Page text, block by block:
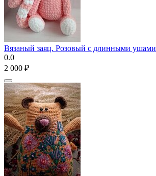
Вязаный заяц. Розовый с длинными ушами
0.0
2 000 ₽